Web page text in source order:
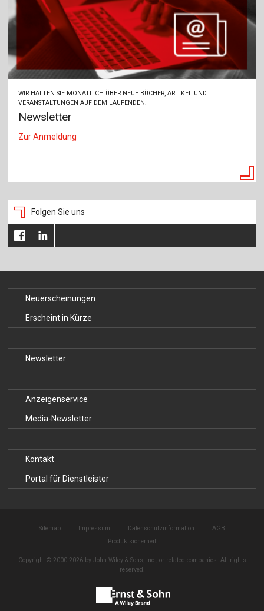
WIR HALTEN SIE MONATLICH ÜBER NEUE BÜCHER, ARTIKEL UND
VERANSTALTUNGEN AUF DEM LAUFENDEN.
Newsletter
Zur Anmeldung
Folgen Sie uns
Neuerscheinungen
Erscheint in Kürze
Newsletter
Anzeigenservice
Media-Newsletter
Kontakt
Portal für Dienstleister
Sitemap Impressum Datenschutzinformation
AGB
Produktsicherheit
Copyright © 2000-2026 by John Wiley & Sons, Inc., or related companies. All rights
reserved.